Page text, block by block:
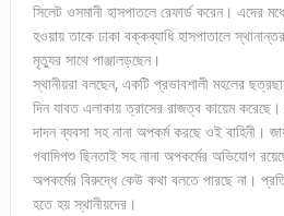
সিলেট ওসমানী হাসপাতলে রেফার্ড করেন। এদের
হওয়ায় তাকে ঢাকা বক্কব্যাধি হাসপাতালে
মৃত্যুর সাথে পাঞ্জালড়ছেন।
স্থানীয়রা বলছেন, একটি প্রভাবশালী মহলের
দিন যাবত এলাকায় ত্রাসের রাজত্ব কায়েম করেছে।
দাদন ব্যবসা সহ নানা অপকর্ম করছে ওই বাহিনী।
গবাদিপশু ছিনতাই সহ নানা অপকর্মের অভিযোগ
অপকর্মের বিরুদ্ধে কেউ কথা বলতে পারছে না।
হতে হয় স্থানীয়দের।